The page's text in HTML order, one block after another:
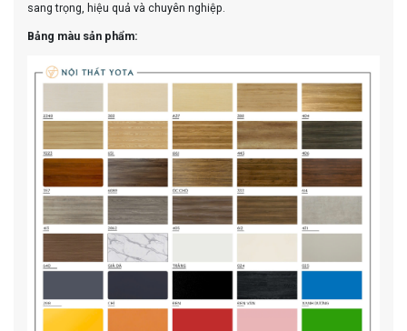
sang trọng, hiệu quả và chuyên nghiệp.
Bảng màu sản phẩm: